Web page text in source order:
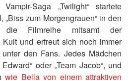
Saga „Twilight“ startete
„Biss zum Morgengrauen“ in den
Filmreihe mitsamt der
und erfreut sich noch immer
den Fans. Jedes Mädchen
oder „Team Jacob“, und
wie Bella von einem attraktiven